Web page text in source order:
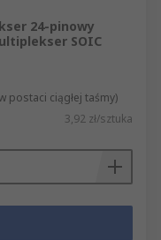
24-pinowy
SOIC
postaci ciągłej taśmy)
3,92 zł/sztuka